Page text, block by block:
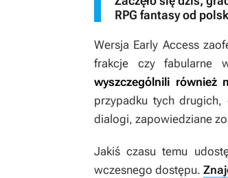
RPG fantasy od
Wersja Early Access
frakcje czy fabularne
wyszczególnili również
przypadku tych
dialogi, zapowiedziane
Jakiś czasu temu
wczesnego dostępu.